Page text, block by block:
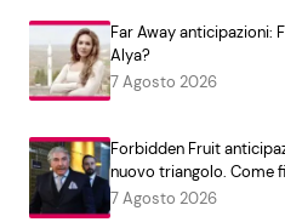
Far Away anticipazioni:
Alya?
7 Agosto 2026
Forbidden Fruit
nuovo triangolo. Come
7 Agosto 2026